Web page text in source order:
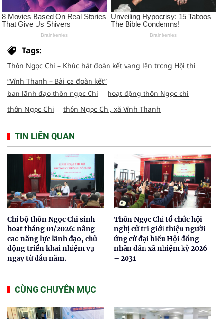
Tags:
Thôn Ngọc Chi – Khúc hát đoàn kết vang lên trong Hội thi
“Vĩnh Thanh – Bài ca đoàn kết”
ban lãnh đạo thôn ngọc Chi
hoạt động thôn Ngọc chi
thôn Ngọc Chi
thôn Ngọc Chi, xã Vĩnh Thanh
TIN LIÊN QUAN
Chi bộ thôn Ngọc Chi sinh
hoạt tháng 01/2026: nâng
cao năng lực lãnh đạo, chủ
động triển khai nhiệm vụ
ngay từ đầu năm.
Thôn Ngọc Chi tổ chức hội
nghị cử tri giới thiệu người
ứng cử đại biểu Hội đồng
nhân dân xã nhiệm kỳ 2026
– 2031
CÙNG CHUYÊN MỤC